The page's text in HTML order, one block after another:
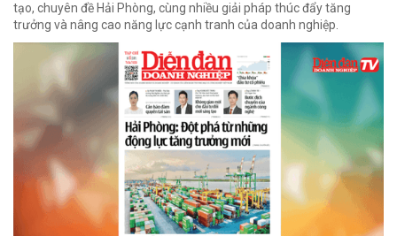
tạo, chuyên đề Hải Phòng, cùng nhiều giải pháp thúc đẩy tăng
trưởng và nâng cao năng lực cạnh tranh của doanh nghiệp.